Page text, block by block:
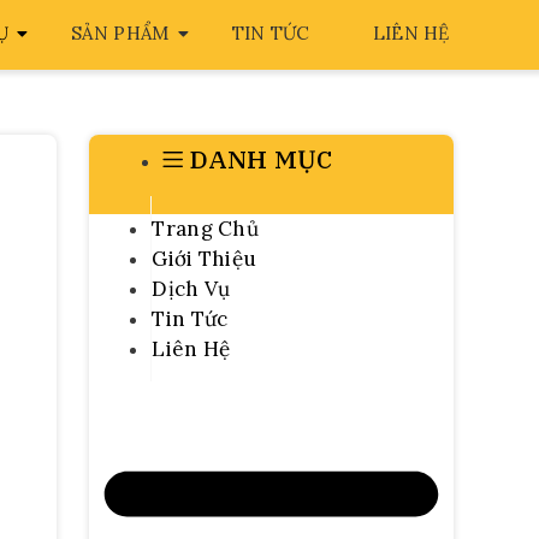
SẢN PHẨM TIN TỨC LIÊN HỆ
DANH MỤC
Trang Chủ
Giới Thiệu
Dịch Vụ
Tin Tức
Liên Hệ